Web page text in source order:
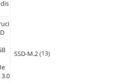
SSD-M.2 13